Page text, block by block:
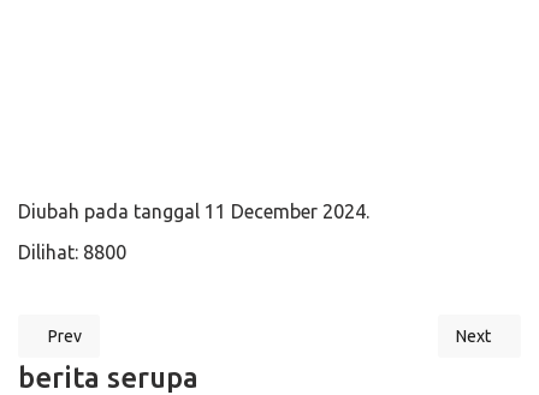
Diubah pada tanggal 11 December 2024.
Dilihat: 8800
Previous article: Kelas Kursus Bahasa Korea Intensif Bina Insani
Prev Next
Next
berita serupa